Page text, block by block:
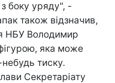
боку уряду", -
також відзначив,
НБУ Володимир
яка може
тиску.
Секретаріату